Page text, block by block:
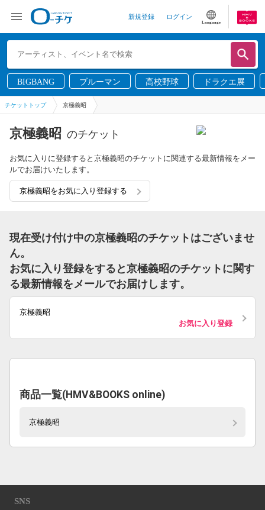
新規登録 ログイン
Language
BIGBANG ブルーマン 高校野球 ドラクエ展
チケットトップ 京極義昭
京極義昭 のチケット
お気に入りに登録すると京極義昭のチケットに関連する最新情報をメー
ルでお届けいたします。
京極義昭をお気に入り登録する
現在受け付け中の京極義昭のチケットはございませ
ん。
お気に入り登録をすると京極義昭のチケットに関す
る最新情報をメールでお届けします。
京極義昭
お気に入り登録
商品一覧(HMV&BOOKS online)
京極義昭
SNS